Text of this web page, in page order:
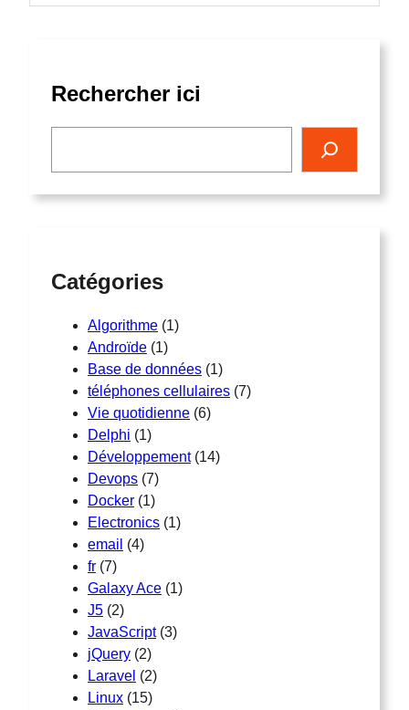
Rechercher ici
Catégories
Algorithme (1)
Androïde (1)
Base de données (1)
téléphones cellulaires (7)
Vie quotidienne (6)
Delphi (1)
Développement(14)
Devops (7)
Docker (1)
Electronics (1)
email (4)
fr (7)
Galaxy Ace (1)
J5 (2)
JavaScript(3)
jQuery (2)
Laravel (2)
Linux (15)